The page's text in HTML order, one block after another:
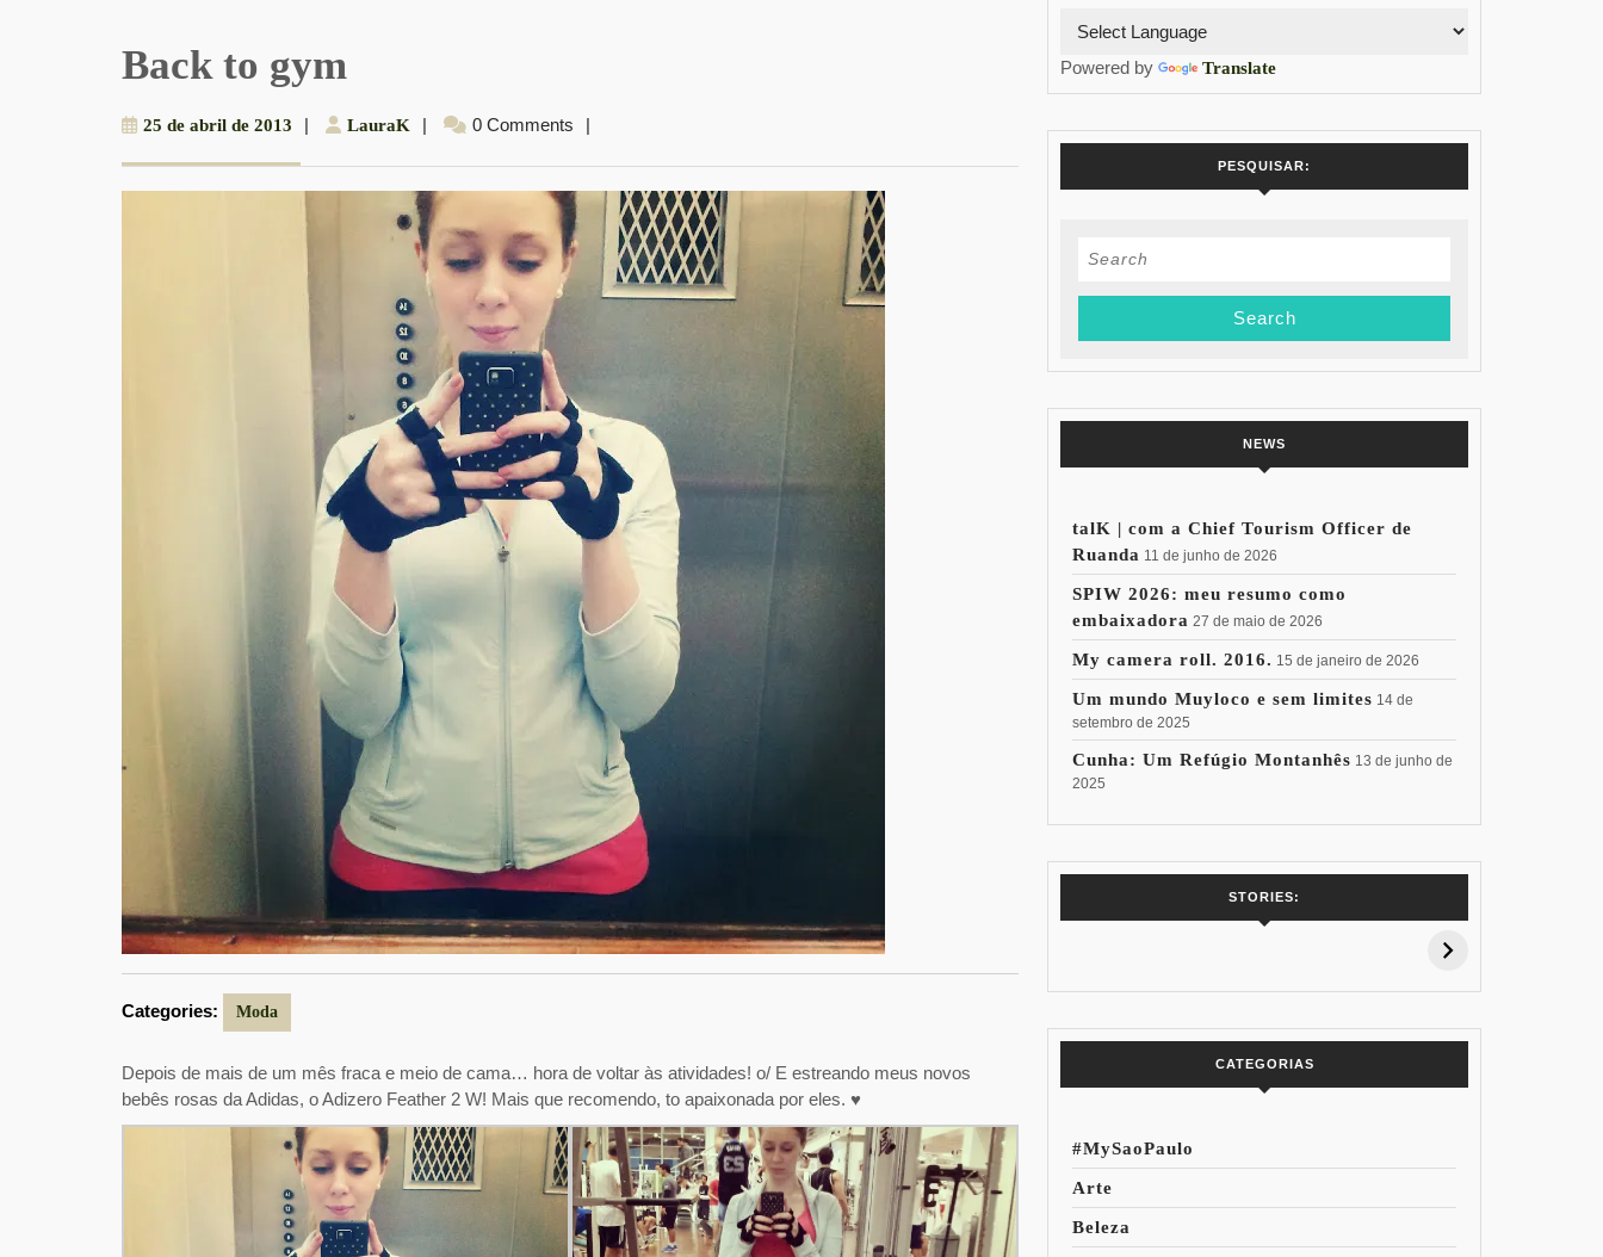
Back to gym
25 de abril de 2013 25| LauraK LauraK
| 0 Comments |
Categories: Moda
Depois de mais de um mês fraca e meio de cama… hora de voltar às atividades! o/ E estreando meus novos
bebês rosas da Adidas, o Adizero Feather 2 W! Mais que recomendo, to apaixonada por eles. ♥
Powered by Translate
PESQUISAR:
Search
NEWS
talK | com a Chief Tourism Officer de
Ruanda 11 de junho de 2026
SPIW 2026: meu resumo como
embaixadora 27 de maio de 2026
My camera roll. 2016. 15 de janeiro de 2026
Um mundo Muyloco e sem limites 14 de
setembro de 2025
Cunha: Um Refúgio Montanhês 13 de junho de
2025
STORIES:
7 Vinhos com +
15% de
Pessoal: Os
CATEGORIAS
#MySaoPaulo
Arte
Beleza